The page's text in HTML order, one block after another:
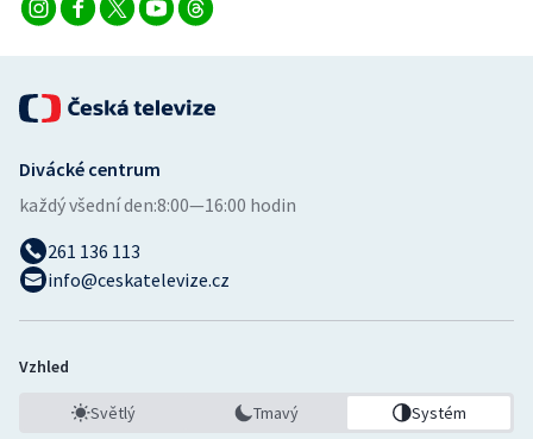
Divácké centrum
každý všední den:8:00—16:00 hodin
261 136 113
info@ceskatelevize.cz
Vzhled
Světlý Tmavý Systém